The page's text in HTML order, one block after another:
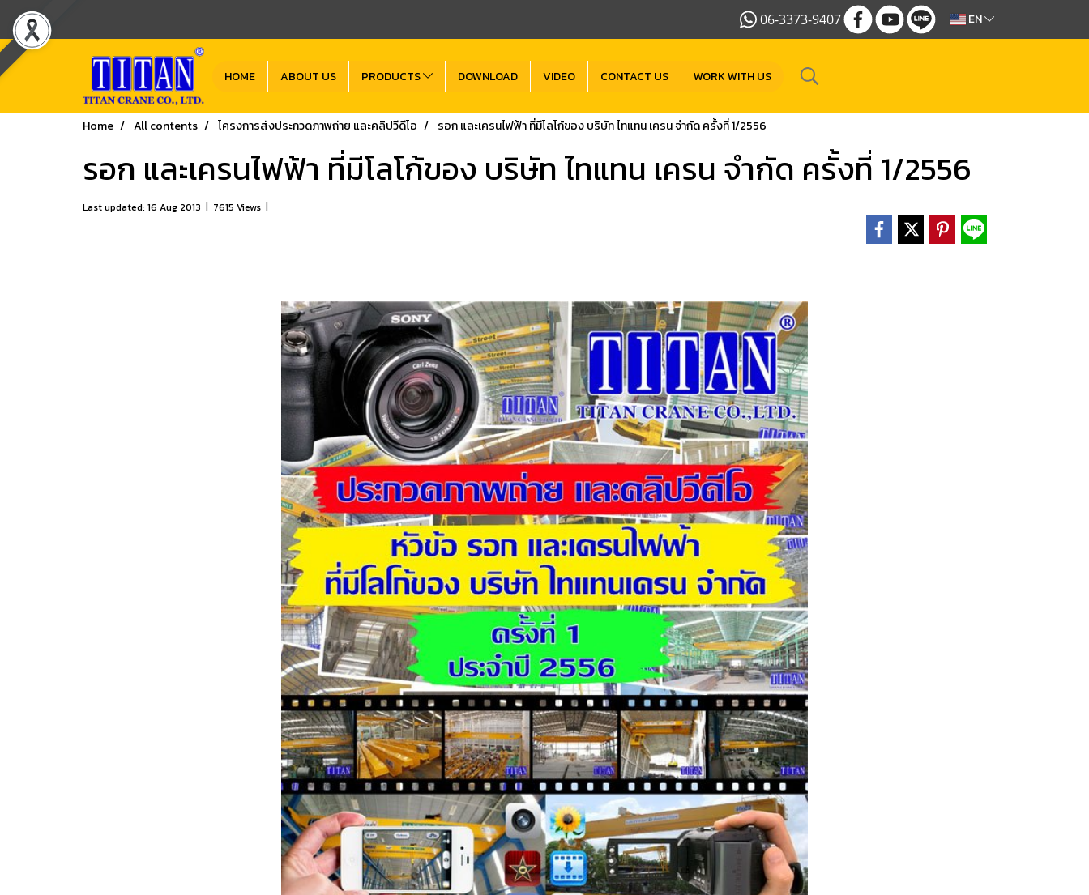
06-3373-9407 EN
HOME ABOUT US PRODUCTS DOWNLOAD VIDEO CONTACT US WORK WITH US
Home All contents โครงการส่งประกวดภาพถ่าย และคลิปวีดีโอ รอก และเครนไฟฟ้า ที่มีโลโก้ของ บริษัท ไทแทน เครน จำกัด ครั้งที่ 1/2556
รอก และเครนไฟฟ้า ที่มีโลโก้ของ บริษัท ไทแทน เครน จำกัด ครั้งที่ 1/2556
Last updated: 16 Aug 2013 | 7615 Views |